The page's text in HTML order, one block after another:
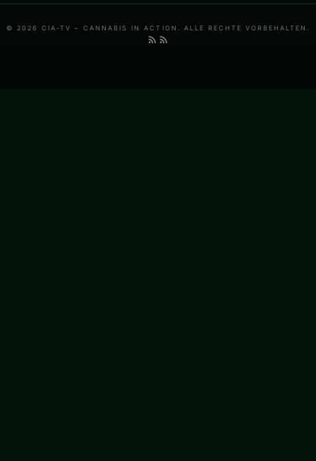
© 2026 CIA-TV – CANNABIS IN ACTION. ALLE RECHTE VORBEHALTEN.